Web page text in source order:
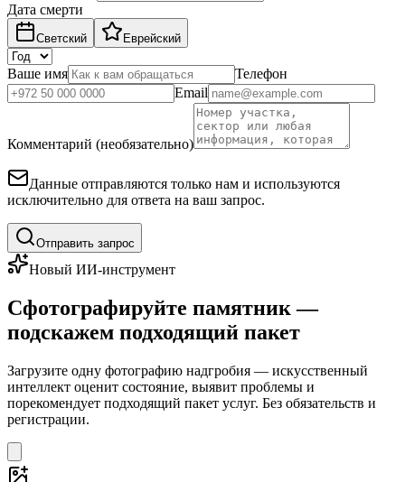
Дата смерти
Светский Еврейский
Ваше имя
Телефон
Email
Комментарий (необязательно)
Данные отправляются только нам и используются
исключительно для ответа на ваш запрос.
Отправить запрос
Новый ИИ-инструмент
Сфотографируйте памятник —
подскажем подходящий пакет
Загрузите одну фотографию надгробия — искусственный
интеллект оценит состояние, выявит проблемы и
порекомендует подходящий пакет услуг. Без обязательств и
регистрации.